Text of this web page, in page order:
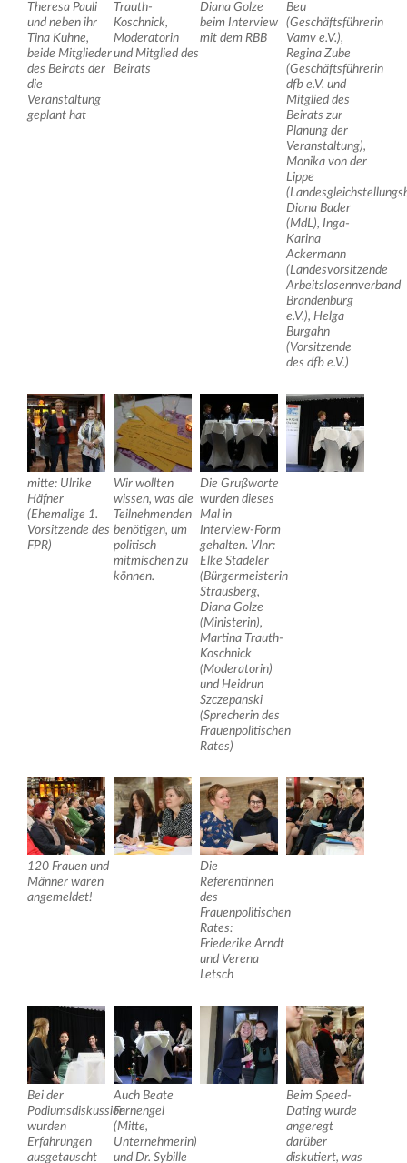
Theresa Pauli
und neben ihr
Tina Kuhne,
beide Mitglieder
des Beirats der
die
Veranstaltung
geplant hat
Trauth-
Koschnick,
Moderatorin
und Mitglied des
Beirats
Diana Golze
beim Interview
mit dem RBB
Beu
(Geschäftsführerin
Vamv e.V.),
Regina Zube
(Geschäftsführerin
dfb e.V. und
Mitglied des
Beirats zur
Planung der
Veranstaltung),
Monika von der
Lippe
Diana Bader
(MdL), Inga-
Karina
Ackermann
(Landesvorsitzende
Arbeitslosennverband
Brandenburg
e.V.), Helga
Burgahn
(Vorsitzende
des dfb e.V.)
mitte: Ulrike
Häfner
(Ehemalige 1.
Vorsitzende des
FPR)
Wir wollten
wissen, was die
Teilnehmenden
benötigen, um
politisch
mitmischen zu
können.
Die Grußworte
wurden dieses
Mal in
Interview-Form
gehalten. Vlnr:
Elke Stadeler
(Bürgermeisterin
Strausberg,
Diana Golze
(Ministerin),
Martina Trauth-
Koschnick
(Moderatorin)
und Heidrun
Szczepanski
(Sprecherin des
Frauenpolitischen
Rates)
120 Frauen und
Männer waren
angemeldet!
Die
Referentinnen
des
Frauenpolitischen
Rates:
Friederike Arndt
und Verena
Letsch
Bei der
Podiumsdiskussion
wurden
Erfahrungen
ausgetauscht
Auch Beate
Fernengel
(Mitte,
Unternehmerin)
und Dr. Sybille
Beim Speed-
Dating wurde
angeregt
darüber
diskutiert, was